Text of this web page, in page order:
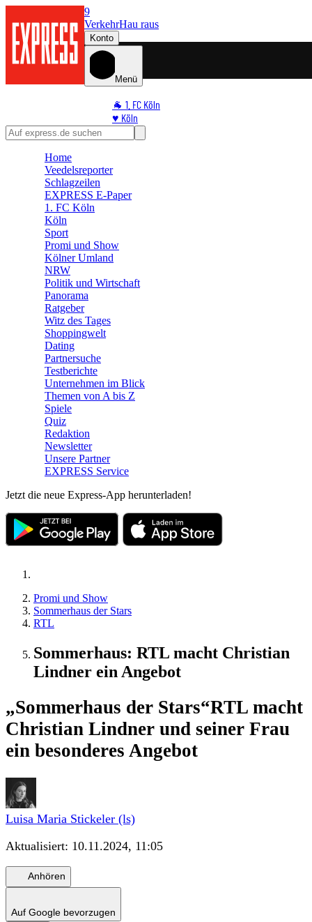
9
VerkehrHau raus
Konto
Menü
🐐 1. FC Köln
♥️ Köln
⭐ Promi
🛒 Shoppingwelt
Home
Veedelsreporter
Schlagzeilen
EXPRESS E-Paper
1. FC Köln
Köln
Sport
Promi und Show
Kölner Umland
NRW
Politik und Wirtschaft
Panorama
Ratgeber
Witz des Tages
Shoppingwelt
Dating
Partnersuche
Testberichte
Unternehmen im Blick
Themen von A bis Z
Spiele
Quiz
Redaktion
Newsletter
Unsere Partner
EXPRESS Service
Jetzt die neue Express-App herunterladen!
Promi und Show
Sommerhaus der Stars
RTL
Sommerhaus: RTL macht Christian
Lindner ein Angebot
„Sommerhaus der Stars“RTL macht
Christian Lindner und seiner Frau
ein besonderes Angebot
Luisa Maria Stickeler (ls)
Aktualisiert: 10.11.2024, 11:05
Anhören
Auf Google bevorzugen